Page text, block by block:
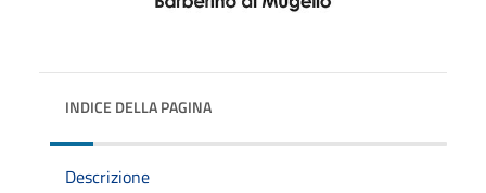
INDICE DELLA PAGINA
Descrizione